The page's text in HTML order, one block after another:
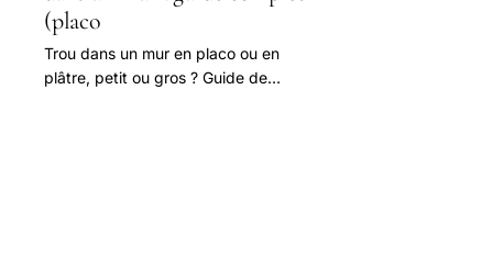
(placo
Trou dans un mur en placo ou en
plâtre, petit ou gros ? Guide de